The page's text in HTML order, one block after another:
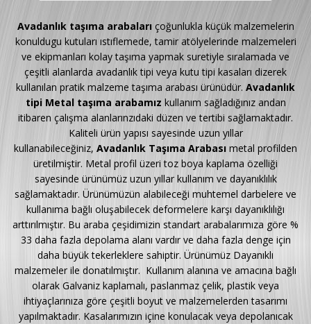
Avadanlık taşıma arabalarıçoğunlukla küçük malzemelerin
konuldugu kutuları ıstıflemede, tamir atölyelerinde malzemeleri
ve ekipmanları kolay taşıma yapmak suretiyle sıralamada ve
çeşitli alanlarda avadanlık tipi veya kutu tipi kasaları dizerek
kullanılan pratik malzeme taşıma arabası ürünüdür. Avadanlık
tipi Metal taşıma arabamız kullanım sağladığınız andan
itibaren çalışma alanlarınzıdaki düzen ve tertibi sağlamaktadır.
Kaliteli ürün yapısı sayesinde uzun yıllar
kullanabileceğiniz, Avadanlık Taşıma Arabası metal profilden
üretilmiştir. Metal profil üzeri toz boya kaplama özelliği
sayesinde ürünümüz uzun yıllar kullanım ve dayanıklılık
sağlamaktadır. Ürünümüzün alabileceği muhtemel darbelere ve
kullanıma bağlı oluşabilecek deformelere karşı dayanıklılığı
arttırılmıştır. Bu araba çeşidimizin standart arabalarımıza göre %
33 daha fazla depolama alanı vardır ve daha fazla denge için
daha büyük tekerleklere sahiptir. Ürünümüz Dayanıklı
malzemeler ile donatılmıştır. Kullanım alanına ve amacına bağlı
olarak Galvaniz kaplamalı, paslanmaz çelik, plastik veya
ihtiyaçlarınıza göre çeşitli boyut ve malzemelerden tasarımı
yapılmaktadır. Kasalarımızın içine konulacak veya depolanıcak